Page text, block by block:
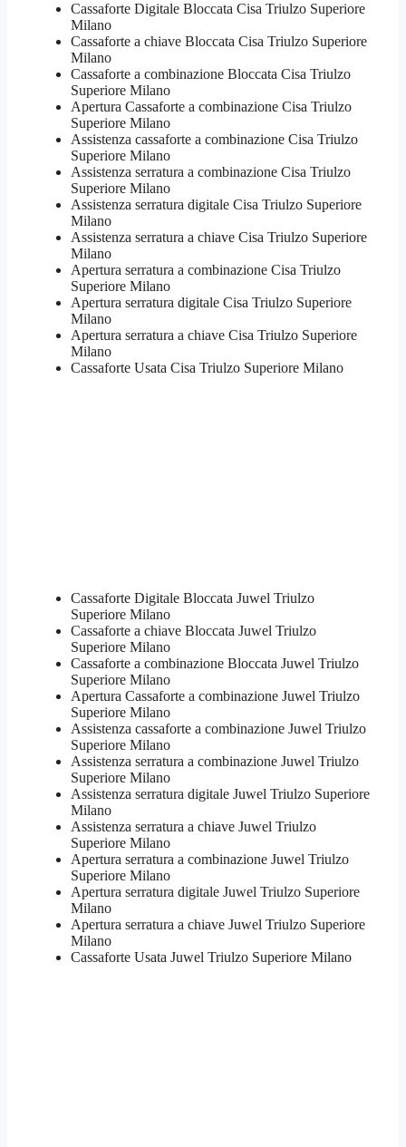
Cassaforte Digitale Bloccata​ Cisa Triulzo Superiore
Milano
Cassaforte a chiave Bloccata​ Cisa Triulzo Superiore
Milano
Cassaforte a combinazione Bloccata​ Cisa Triulzo
Superiore Milano
​Apertura Cassaforte a combinazione​ Cisa Triulzo
Superiore Milano
Assistenza cassaforte a combinazione​ Cisa Triulzo
Superiore Milano
​Assistenza serratura​ ​a combinazione​ Cisa Triulzo
Superiore Milano
Assistenza serratura ​digitale​ Cisa Triulzo Superiore
Milano
Assistenza serratura ​a chiave​ Cisa Triulzo Superiore
Milano
​Apertura serratura​ ​a combinazione​ Cisa Triulzo
Superiore Milano
Apertura serratura​ ​digitale​ Cisa Triulzo Superiore
Milano
​Apertura serratura​ ​a chiave​ Cisa Triulzo Superiore
Milano
​Cassaforte Usata​ Cisa Triulzo Superiore Milano
Cassaforte Digitale Bloccata Juwel Triulzo
Superiore Milano
Cassaforte a chiave Bloccata Juwel Triulzo
Superiore Milano
Cassaforte a combinazione Bloccata Juwel Triulzo
Superiore Milano
​Apertura Cassaforte a combinazione Juwel Triulzo
Superiore Milano
Assistenza cassaforte a combinazione Juwel Triulzo
Superiore Milano
​Assistenza serratura​ ​a combinazione Juwel Triulzo
Superiore Milano
Assistenza serratura ​digitale Juwel Triulzo Superiore
Milano
Assistenza serratura ​a chiave Juwel Triulzo
Superiore Milano
​Apertura serratura​ ​a combinazione Juwel Triulzo
Superiore Milano
Apertura serratura​ ​digitale Juwel Triulzo Superiore
Milano
​Apertura serratura​ ​a chiave Juwel Triulzo Superiore
Milano
​Cassaforte Usata Juwel Triulzo Superiore Milano